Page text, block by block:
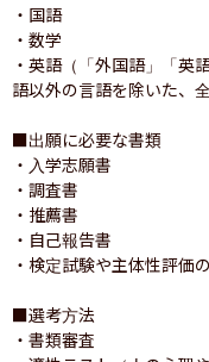
・国語
・数学
・英語（「外国語」「英
語以外の言語を除いた、
■出願に必要な書類
・入学志願書
・調査書
・推薦書
・自己報告書
・検定試験や主体性評価
■選考方法
・書類審査